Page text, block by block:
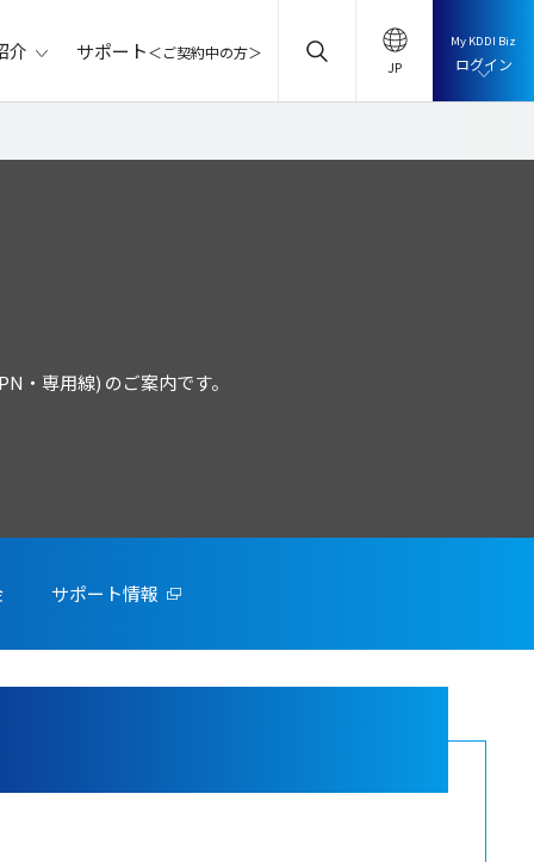
介 サポート＜ご契約中の方＞
My KDDI Biz
ログイン
・専用線) のご案内です。
サポート情報